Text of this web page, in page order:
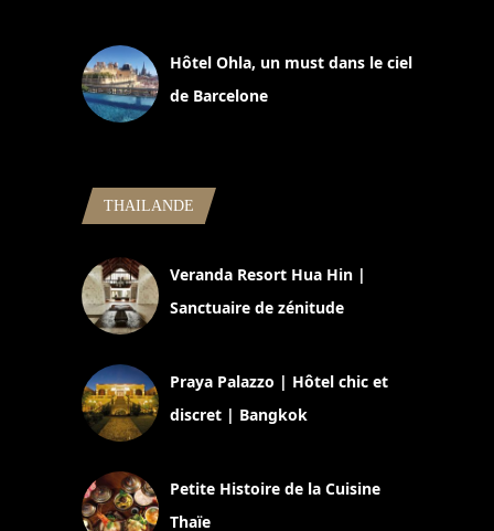
Hôtel Ohla, un must dans le ciel
de Barcelone
THAILANDE
Veranda Resort Hua Hin |
Sanctuaire de zénitude
Praya Palazzo | Hôtel chic et
discret | Bangkok
Petite Histoire de la Cuisine
Thaïe